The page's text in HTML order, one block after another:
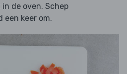
de oven. Schep
een keer om.